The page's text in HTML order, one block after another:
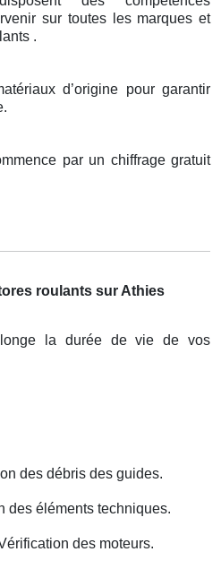
sur toutes les marques et
.
d’origine pour garantir
par un chiffrage gratuit
roulants sur Athies
la durée de vie de vos
des débris des guides.
des éléments techniques.
des moteurs.